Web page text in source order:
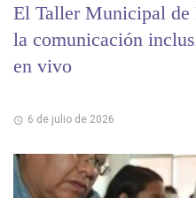
El Taller Municipal de
la comunicación
en vivo
6 de julio de 2026